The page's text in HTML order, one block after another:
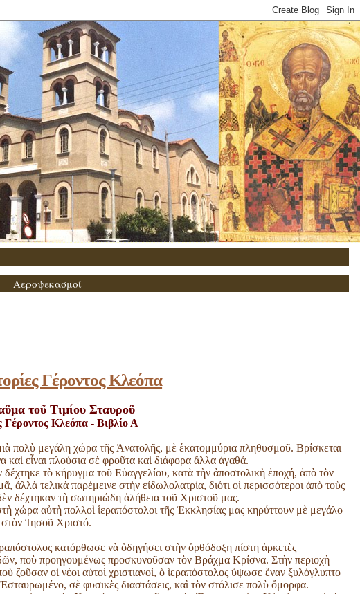
Αεροψεκασμοί
Γέροντος Κλεόπα
τοῦ Τιμίου Σταυροῦ
Γέροντος Κλεόπα - Βιβλίο Α
πολὺ μεγάλη χώρα τῆς Ἀνατολῆς, μὲ ἑκατομμύρια πληθυσμοῦ. Βρίσκεται
καὶ εἶναι πλούσια σὲ φροῦτα καὶ διάφορα ἄλλα ἀγαθά.
δέχτηκε τὸ κήρυγμα τοῦ Εὐαγγελίου, κατὰ τὴν ἀποστολικὴ ἐποχή, ἀπὸ τὸν
τελικὰ παρέμεινε στὴν εἰδωλολατρία, διότι οἱ περισσότεροι ἀπὸ τοὺς
δέχτηκαν τὴ σωτηριώδη ἀλήθεια τοῦ Χριστοῦ μας.
χώρα αὐτὴ πολλοὶ ἱεραπόστολοι τῆς Ἐκκλησίας μας κηρύττουν μὲ μεγάλο
στὸν Ἰησοῦ Χριστό.
κατόρθωσε νὰ ὁδηγήσει στὴν ὀρθόδοξη πίστη ἀρκετὲς
ποὺ προηγουμένως προσκυνοῦσαν τὸν Βράχμα Κρίσνα. Στὴν περιοχὴ
ζοῦσαν οἱ νέοι αὐτοὶ χριστιανοί, ὁ ἱεραπόστολος ὕψωσε ἕναν ξυλόγλυπτο
σὲ φυσικὲς διαστάσεις, καὶ τὸν στόλισε πολὺ ὄμορφα.